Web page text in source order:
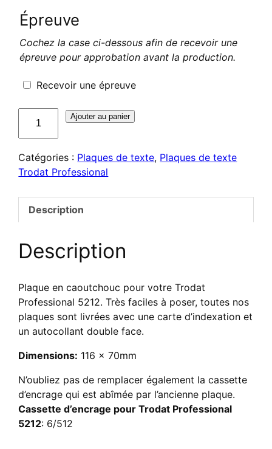
Épreuve
Cochez la case ci-dessous afin de recevoir une
épreuve pour approbation avant la production.
Recevoir une épreuve
de
texte
Professional
Ajouter au panier
Catégories : Plaques de texte, Plaques de texte
Trodat Professional
Description
Description
Plaque en caoutchouc pour votre Trodat
Professional 5212. Très faciles à poser, toutes nos
plaques sont livrées avec une carte d’indexation et
un autocollant double face.
Dimensions: 116 x 70mm
N’oubliez pas de remplacer également la cassette
d’encrage qui est abîmée par l’ancienne plaque.
Cassette d’encrage pour Trodat Professional
5212: 6/512